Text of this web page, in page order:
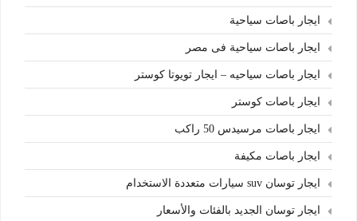
ايجار باصات سياحية
ايجار باصات سياحية فى مصر
ايجار باصات سياحيه – ايجار تويوتا كوستر
ايجار باصات كوستر
ايجار باصات مرسيدس 50 راكب
ايجار باصات مكيفة
ايجار توسان suv سيارات متعددة الاستخدام
ايجار توسان الجديد بالفئات والأسعار